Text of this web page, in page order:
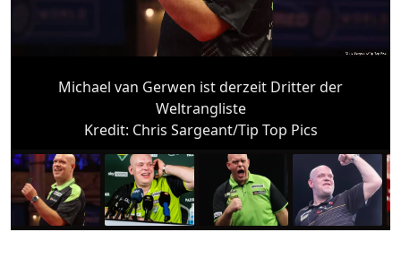
Michael van Gerwen ist derzeit Dritter der
Weltrangliste
Kredit: Chris Sargeant/Tip Top Pics